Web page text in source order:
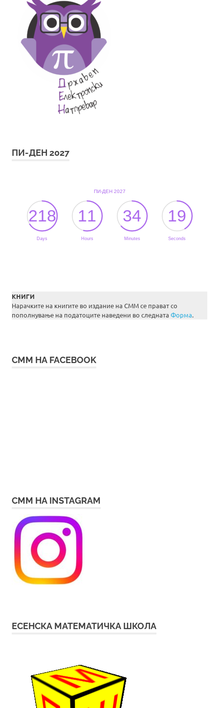
ПИ-ДЕН 2027
КНИГИ
Нарачките на книгите во издание на СММ се прават со
пополнување на податоците наведени во следната Форма.
СММ НА FACEBOOK
СММ НА INSTAGRAM
ЕСЕНСКА МАТЕМАТИЧКА ШКОЛА